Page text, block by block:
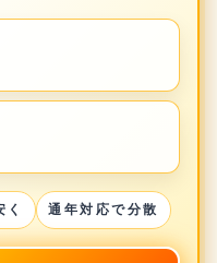
通年対応で分散